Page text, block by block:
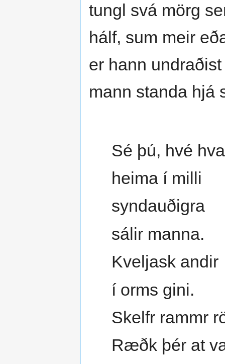
tungl svá mörg
hálf, sum meir
er hann
mann standa hjá
Sé þú, hvé
heima í milli
syndauðigra
sálir manna.
Kveljask andir
í orms gini.
Skelfr rammr
Ræðk þér at